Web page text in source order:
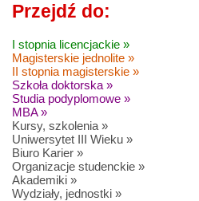
Przejdź do:
I stopnia licencjackie »
Magisterskie jednolite »
II stopnia magisterskie »
Szkoła doktorska »
Studia podyplomowe »
MBA »
Kursy, szkolenia »
Uniwersytet III Wieku »
Biuro Karier »
Organizacje studenckie »
Akademiki »
Wydziały, jednostki »